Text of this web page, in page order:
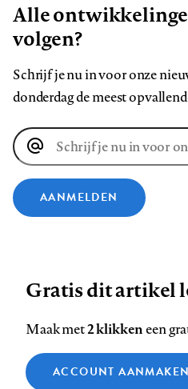
Alle
volgen?
Schrijf je nu in voor onze
donderdag de meest
E-
mailadres
AANMELDEN
Volg
ons
op
Facebook
Volg
ons
op
LinkedIn
Volg
ons
op
Bluesky
Volg
ons
op
Footer
Contact Colofon Disclaimer
Zie onze cookie policy
Gratis dit artikel
Maak met2 klikkeneen
ACCOUNT AANMAKEN